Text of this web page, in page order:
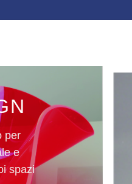
per
e
spazi